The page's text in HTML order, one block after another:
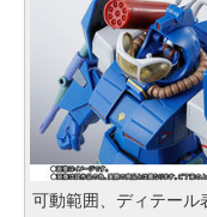
可動範囲、ディテール